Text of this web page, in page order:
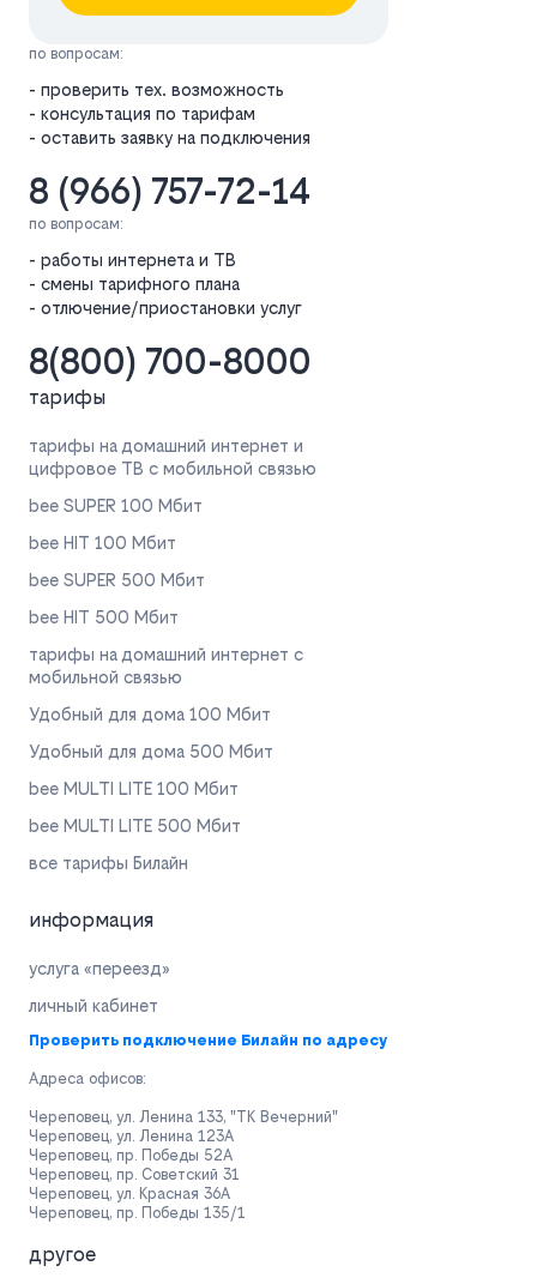
по вопросам:
- проверить тех. возможность
- консультация по тарифам
- оставить заявку на подключения
8 (966) 757-72-14
по вопросам:
- работы интернета и ТВ
- смены тарифного плана
- отлючение/приостановки услуг
8(800) 700-8000
тарифы
тарифы на домашний интернет и
цифровое ТВ с мобильной связью
bee SUPER 100 Мбит
bee HIT 100 Мбит
bee SUPER 500 Мбит
bee HIT 500 Мбит
тарифы на домашний интернет с
мобильной связью
Удобный для дома 100 Мбит
Удобный для дома 500 Мбит
bee MULTI LITE 100 Мбит
bee MULTI LITE 500 Мбит
все тарифы Билайн
информация
услуга «переезд»
личный кабинет
Проверить подключение Билайн по адресу
Адреса офисов:
Череповец, ул. Ленина 133, "ТК Вечерний"
Череповец, ул. Ленина 123А
Череповец, пр. Победы 52А
Череповец, пр. Советский 31
Череповец, ул. Красная 36А
Череповец, пр. Победы 135/1
другое